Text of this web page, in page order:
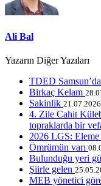
Ali Bal
Yazarın Diğer Yazıları
TDED
Birkaç Kelam
Sakinlik 21.07.2026
4. Zile Cahit
topraklarda bir
2026 LGS:
Ömrümün varı
Bulunduğu yeri
Şiirle gelen
MEB yönetici